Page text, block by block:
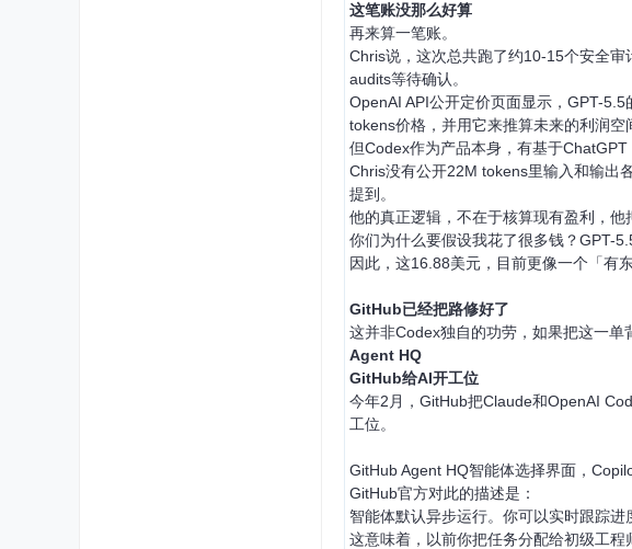
这笔账没那么好算
再来算一笔账。
Chris说，这次总共跑了约10-15个安全
audits等待确认。
OpenAI API公开定价页面显示，GPT-
tokens价格，并用它来推算未来的利润空
但Codex作为产品本身，有基于
Chris没有公开22M tokens里输入和输出
提到。
他的真正逻辑，不在于核算现有盈利，
你们为什么要假设我花了很多钱？GPT-
因此，这16.88美元，目前更像一个「有
GitHub已经把路修好了
这并非Codex独自的功劳，如果把这一单
Agent HQ
GitHub给AI开工位
今年2月，GitHub把Claude和OpenAI
工位。
GitHub Agent HQ智能体选择界面，
GitHub官方对此的描述是：
智能体默认异步运行。你可以实时跟踪
这意味着，以前你把任务分配给初级工